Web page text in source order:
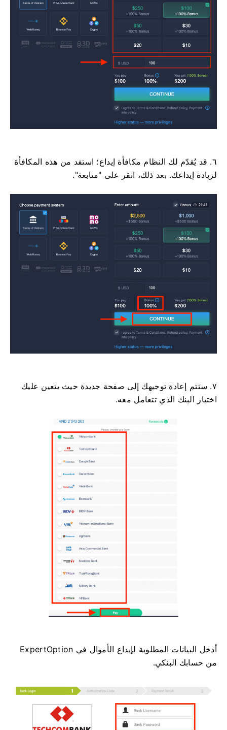
٦. قد يُقدّم لك النظام مكافأة إيداع؛ استفد من هذه المكافأة
لزيادة إيداعك. بعد ذلك، انقر على "متابعة".
٧. ستتم إعادة توجيهك إلى صفحة جديدة حيث يتعين عليك
اختيار البنك الذي تتعامل معه.
أدخل البيانات المطلوبة لإيداع الأموال في ExpertOption
من حسابك البنكي.